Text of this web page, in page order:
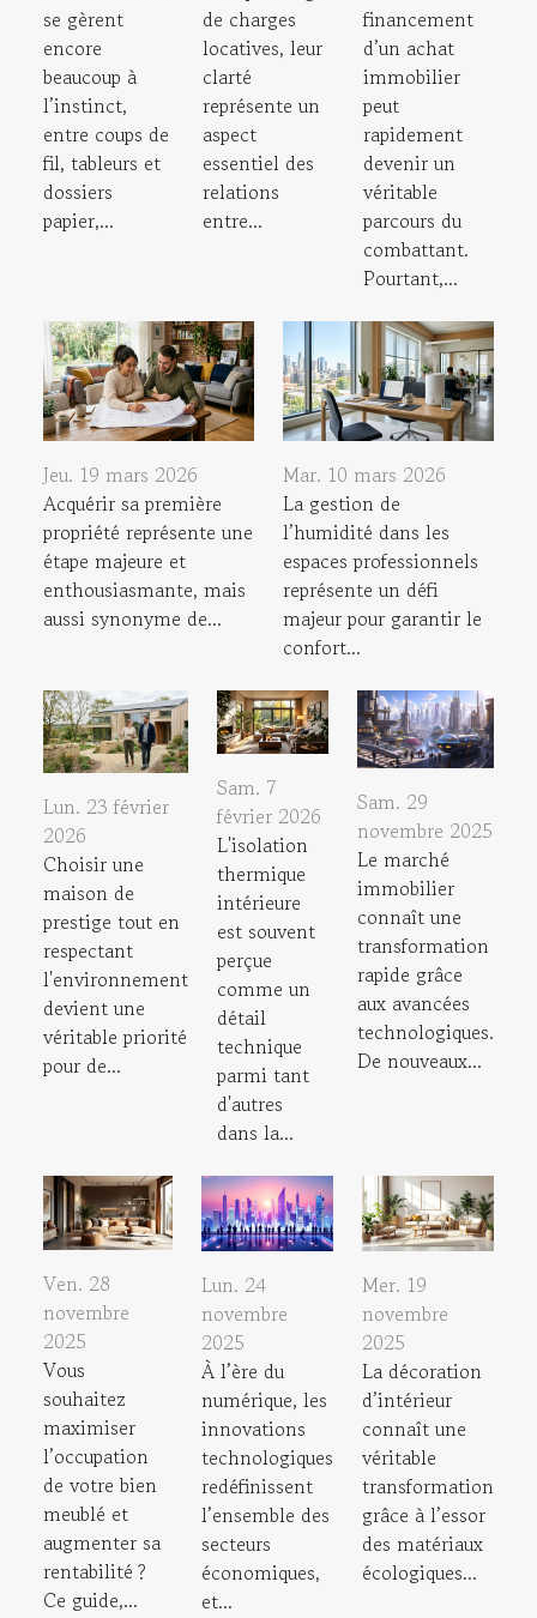
se gèrent
encore
beaucoup à
l’instinct,
entre coups de
fil, tableurs et
dossiers
papier,...
de charges
locatives, leur
clarté
représente un
aspect
essentiel des
relations
entre...
financement
d’un achat
immobilier
peut
rapidement
devenir un
véritable
parcours du
combattant.
Pourtant,...
Jeu. 19 mars 2026
Acquérir sa première
propriété représente une
étape majeure et
enthousiasmante, mais
aussi synonyme de...
Mar. 10 mars 2026
La gestion de
l’humidité dans les
espaces professionnels
représente un défi
majeur pour garantir le
confort...
Lun. 23 février
2026
Choisir une
maison de
prestige tout en
respectant
l'environnement
devient une
véritable priorité
pour de...
Sam. 7
février 2026
L'isolation
thermique
intérieure
est souvent
perçue
comme un
détail
technique
parmi tant
d'autres
dans la...
Sam. 29
novembre 2025
Le marché
immobilier
connaît une
transformation
rapide grâce
aux avancées
technologiques.
De nouveaux...
Ven. 28
novembre
2025
Vous
souhaitez
maximiser
l’occupation
de votre bien
meublé et
augmenter sa
rentabilité ?
Ce guide,...
Lun. 24
novembre
2025
À l’ère du
numérique, les
innovations
technologiques
redéfinissent
l’ensemble des
secteurs
économiques,
et...
Mer. 19
novembre
2025
La décoration
d’intérieur
connaît une
véritable
transformation
grâce à l’essor
des matériaux
écologiques...